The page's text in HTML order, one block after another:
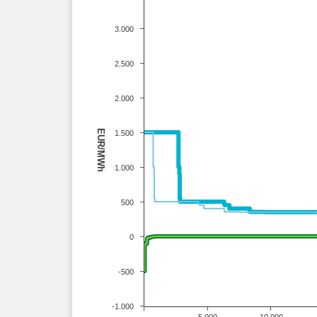
EUR/MWh
-1.000
-500
0
500
1.000
1.500
2.000
2.500
3.000